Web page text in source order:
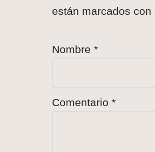
están marcados con
Nombre *
Comentario *